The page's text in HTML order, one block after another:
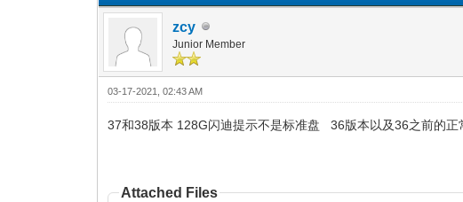
zcy
Junior Member
03-17-2021, 02:43 AM
37和38版本 128G闪迪提示不是标准盘 36版本以及36之前的
Attached Files